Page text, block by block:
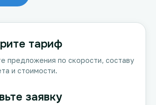
тариф
предложения по скорости, составу
и стоимости.
заявку